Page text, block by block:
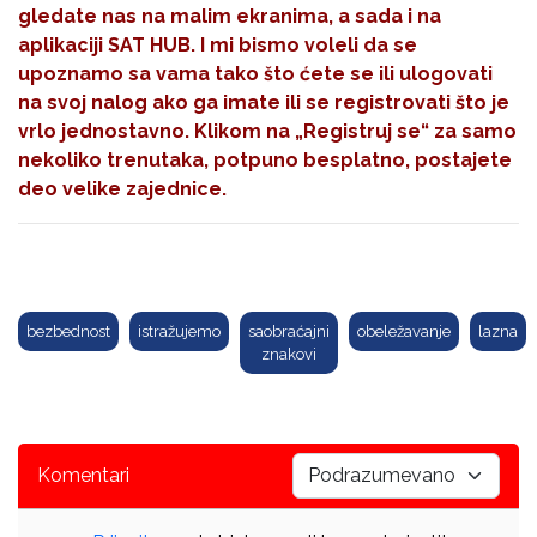
gledate nas na malim ekranima, a sada i na
aplikaciji SAT HUB. I mi bismo voleli da se
upoznamo sa vama tako što ćete se ili ulogovati
na svoj nalog ako ga imate ili se registrovati što je
vrlo jednostavno. Klikom na „Registruj se“ za samo
nekoliko trenutaka, potpuno besplatno, postajete
deo velike zajednice.
bezbednost istražujemo
saobraćajni
znakovi
obeležavanje lazna
Komentari